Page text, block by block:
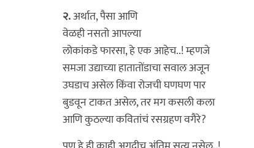
२.अर्थात, पैसा आणि
वेळही नसतो आपल्या
लोकांकडे फारसा, हे एक आहेच..! म्हणजे
समजा उद्याच्या हातातोंडाचा सवाल अजून
उघडाच असेल किंवा रोजची घणघण पार
बुडवून टाकत असेल, तर मग कसली कला
आणि कुठल्या कवितांचं रसग्रहण वगैरे?